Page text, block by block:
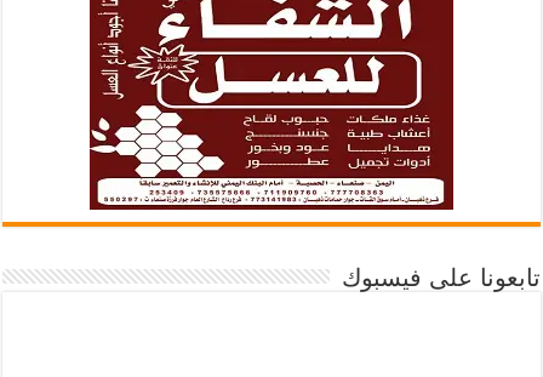
تابعونا على فيسبوك